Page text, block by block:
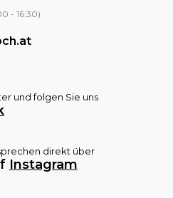
- 16:30)
und folgen Sie uns
direkt über
Instagram